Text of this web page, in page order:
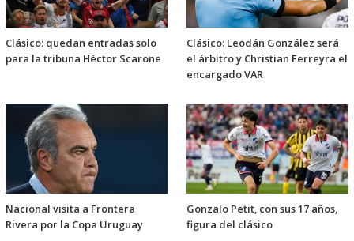
Clásico: quedan entradas solo
para la tribuna Héctor Scarone
Clásico: Leodán González será
el árbitro y Christian Ferreyra el
encargado VAR
Nacional visita a Frontera
Rivera por la Copa Uruguay
Gonzalo Petit, con sus 17 años,
figura del clásico